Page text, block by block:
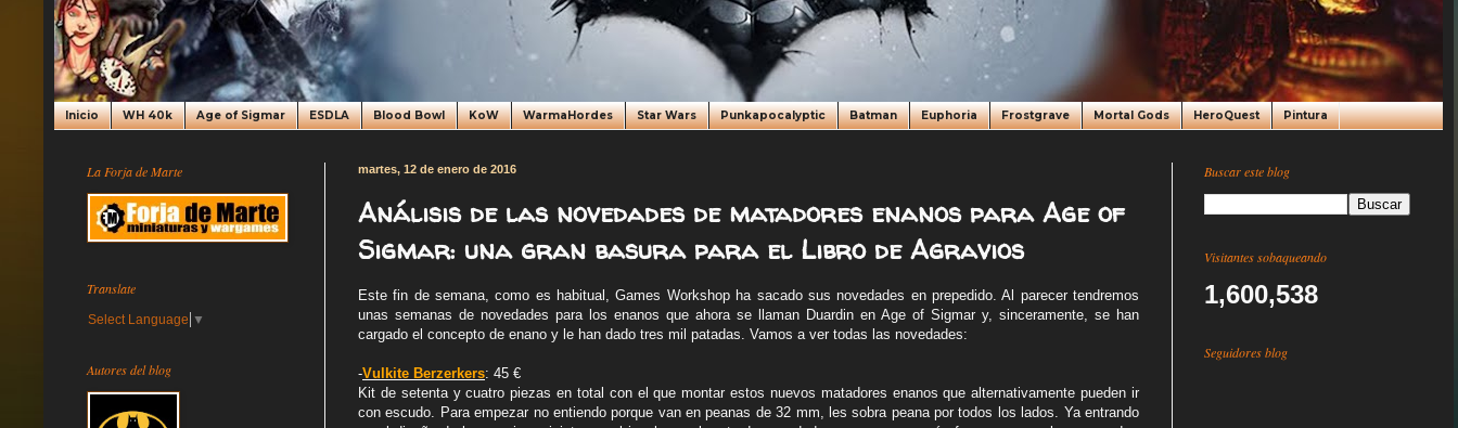
Inicio WH 40k Age of Sigmar ESDLA Blood Bowl KoW WarmaHordes Star Wars Punkapocalyptic Batman Euphoria Frostgrave Mortal Gods HeroQuest Pintura
martes, 12 de enero de 2016
Análisis de las novedades de matadores enanos para Age of
Sigmar: una gran basura para el Libro de Agravios
Este fin de semana, como es habitual, Games Workshop ha sacado sus novedades en prepedido. Al parecer tendremos
unas semanas de novedades para los enanos que ahora se llaman Duardin en Age of Sigmar y, sinceramente, se han
cargado el concepto de enano y le han dado tres mil patadas. Vamos a ver todas las novedades:
-Vulkite Berzerkers: 45 €
Kit de setenta y cuatro piezas en total con el que montar estos nuevos matadores enanos que alternativamente pueden ir
con escudo. Para empezar no entiendo porque van en peanas de 32 mm, les sobra peana por todos los lados. Ya entrando
La Forja de Marte
Translate
Select Language ▼
Autores del blog
Buscar este blog
Visitantes sobaqueando
1,600,538
Seguidores blog